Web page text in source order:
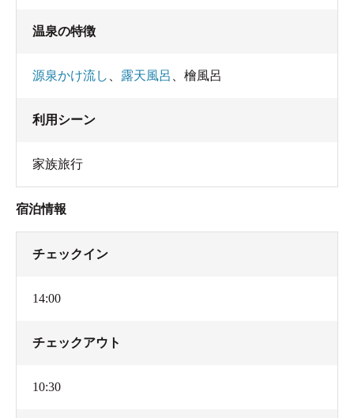
温泉の特徴
源泉かけ流し 露天風呂 檜風呂
利用シーン
家族旅行
宿泊情報
チェックイン
14:00
チェックアウト
10:30